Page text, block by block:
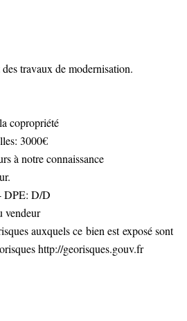
travaux de modernisation.
copropriété
3000€
à notre connaissance
DPE: D/D
vendeur
auxquels ce bien est exposé sont
http://georisques.gouv.fr